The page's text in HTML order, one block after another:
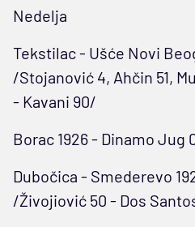
Nedelja
Tekstilac - Ušće Novi
/Stojanović 4, Ahčin 51,
- Kavani 90/
Borac 1926 - Dinamo Jug
Dubočica - Smederevo
/Živojiović 50 - Dos